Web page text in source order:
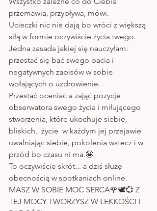
przemawia, przypływa, mówi.
Ucieczki nic nie dają bo wróci z większą
siłą w formie oczywiście życia twego.
Jedna zasada jakiej się nauczyłam:
przestać się bać swego bacia i
negatywnych zapisów w sobie
wołających o uzdrowienie.
Przestać oceniać a zająć pozycje
obserwatora swego życia i miłującego
stworzenia, które ukochuje siebie,
bliskich,  życie  w każdym jej przejawie
uwalniając siebie, pokolenia wstecz i w
przód bo czasu ni ma.🤪
To oczywiście skrót... a dziś służę
obecnością w spotkaniach online.
MASZ W SOBIE MOC SERCA🌹🕊💞 Z
TEJ MOCY TWORZYSZ W LEKKOŚCI I